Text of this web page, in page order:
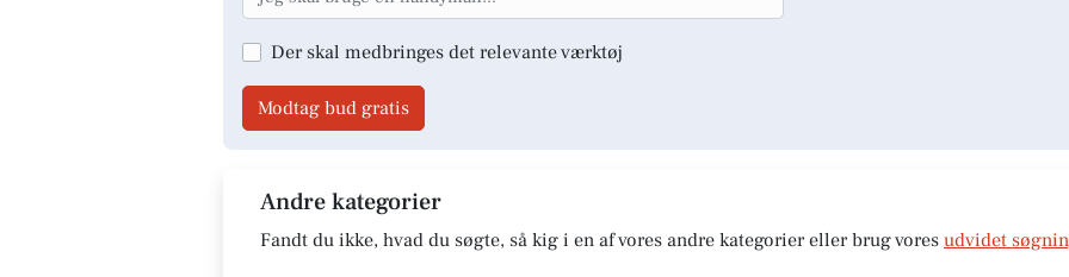
Der skal medbringes det relevante værktøj
Modtag bud gratis
Andre kategorier
Fandt du ikke, hvad du søgte, så kig i en af vores andre kategorier eller brug vores udvidet